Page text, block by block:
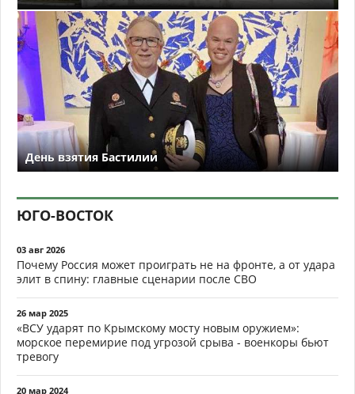
День взятия Бастилии
ЮГО-ВОСТОК
03 авг 2026
Почему Россия может проиграть не на фронте, а от удара
элит в спину: главные сценарии после СВО
26 мар 2025
«ВСУ ударят по Крымскому мосту новым оружием»:
морское перемирие под угрозой срыва - военкоры бьют
тревогу
20 мар 2024